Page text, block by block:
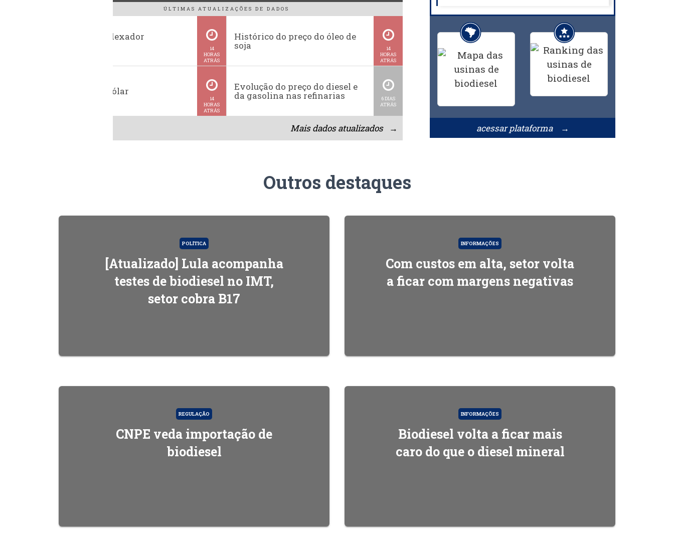
ÚLTIMAS ATUALIZAÇÕES DE DADOS
Histórico indexador
14
HORAS
ATRÁS
Histórico do preço do óleo de
soja
14
HORAS
ATRÁS
Cotação do dólar
14
HORAS
ATRÁS
Evolução do preço do diesel e
da gasolina nas refinarias
6 DIAS
ATRÁS
Mais dados atualizados → acessar plataforma →
Outros destaques
POLÍTICA
[Atualizado] Lula acompanha
testes de biodiesel no IMT,
setor cobra B17
INFORMAÇÕES
Com custos em alta, setor volta
a ficar com margens negativas
REGULAÇÃO
CNPE veda importação de
biodiesel
INFORMAÇÕES
Biodiesel volta a ficar mais
caro do que o diesel mineral